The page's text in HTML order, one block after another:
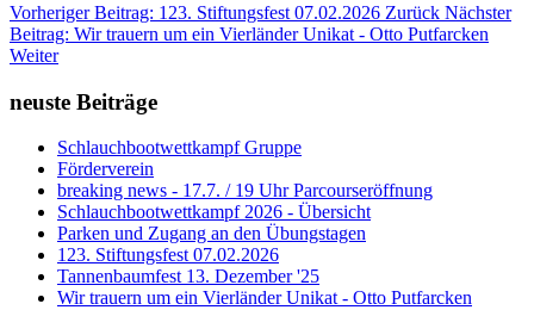
Vorheriger Beitrag: 123. Stiftungsfest 07.02.2026 Zurück Nächster
Beitrag: Wir trauern um ein Vierländer Unikat - Otto Putfarcken
Weiter
neuste Beiträge
Schlauchbootwettkampf Gruppe
Förderverein
breaking news - 17.7. / 19 Uhr Parcourseröffnung
Schlauchbootwettkampf 2026 - Übersicht
Parken und Zugang an den Übungstagen
123. Stiftungsfest 07.02.2026
Tannenbaumfest 13. Dezember '25
Wir trauern um ein Vierländer Unikat - Otto Putfarcken